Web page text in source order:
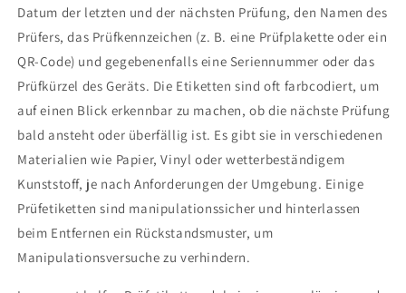
Datum der letzten und der nächsten Prüfung, den Namen des
Prüfers, das Prüfkennzeichen (z. B. eine Prüfplakette oder ein
QR-Code) und gegebenenfalls eine Seriennummer oder das
Prüfkürzel des Geräts. Die Etiketten sind oft farbcodiert, um
auf einen Blick erkennbar zu machen, ob die nächste Prüfung
bald ansteht oder überfällig ist. Es gibt sie in verschiedenen
Materialien wie Papier, Vinyl oder wetterbeständigem
Kunststoff, je nach Anforderungen der Umgebung. Einige
Prüfetiketten sind manipulationssicher und hinterlassen
beim Entfernen ein Rückstandsmuster, um
Manipulationsversuche zu verhindern.